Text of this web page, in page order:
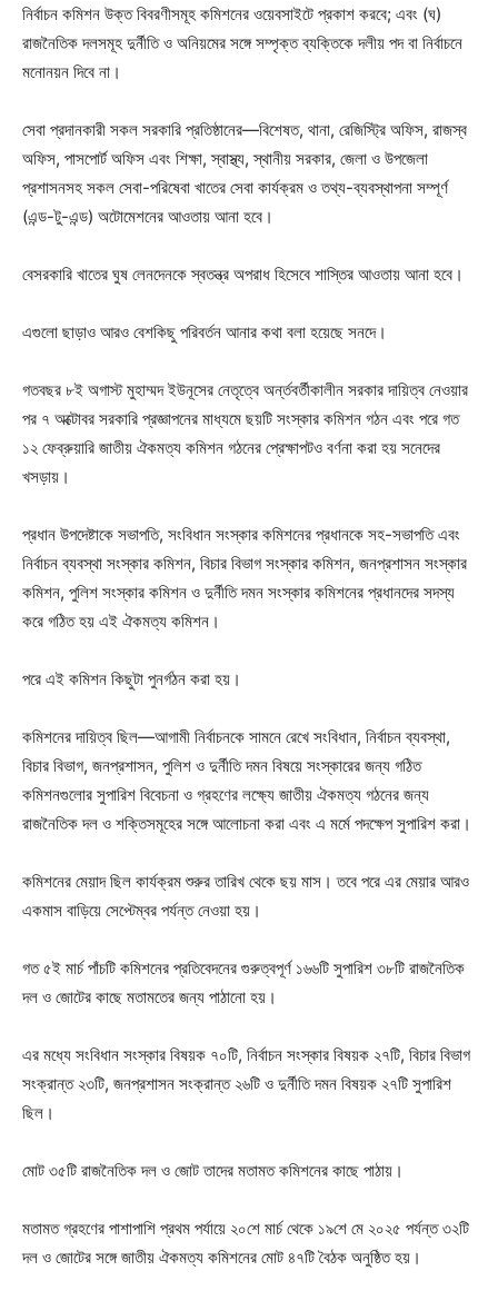
নির্বাচন কমিশন উক্ত বিবরণীসমূহ কমিশনের ওয়েবসাইটে প্রকাশ করবে; এবং (ঘ)
রাজনৈতিক দলসমূহ দুর্নীতি ও অনিয়মের সঙ্গে সম্পৃক্ত ব্যক্তিকে দলীয় পদ বা নির্বাচনে
মনোনয়ন দিবে না।
সেবা প্রদানকারী সকল সরকারি প্রতিষ্ঠানের—বিশেষত, থানা, রেজিস্ট্রি অফিস, রাজস্ব
অফিস, পাসপোর্ট অফিস এবং শিক্ষা, স্বাস্থ্য, স্থানীয় সরকার, জেলা ও উপজেলা
প্রশাসনসহ সকল সেবা-পরিষেবা খাতের সেবা কার্যক্রম ও তথ্য-ব্যবস্থাপনা সম্পূর্ণ
(এন্ড-টু-এন্ড) অটোমেশনের আওতায় আনা হবে।
বেসরকারি খাতের ঘুষ লেনদেনকে স্বতন্ত্র অপরাধ হিসেবে শাস্তির আওতায় আনা হবে।
এগুলো ছাড়াও আরও বেশকিছু পরিবর্তন আনার কথা বলা হয়েছে সনদে।
গতবছর ৮ই অগাস্ট মুহাম্মদ ইউনূসের নেতৃত্বে অর্ন্তবর্তীকালীন সরকার দায়িত্ব নেওয়ার
পর ৭ অক্টোবর সরকারি প্রজ্ঞাপনের মাধ্যমে ছয়টি সংস্কার কমিশন গঠন এবং পরে গত
১২ ফেব্রুয়ারি জাতীয় ঐকমত্য কমিশন গঠনের প্রেক্ষাপটও বর্ণনা করা হয় সনেদের
খসড়ায়।
প্রধান উপদেষ্টাকে সভাপতি, সংবিধান সংস্কার কমিশনের প্রধানকে সহ-সভাপতি এবং
নির্বাচন ব্যবস্থা সংস্কার কমিশন, বিচার বিভাগ সংস্কার কমিশন, জনপ্রশাসন সংস্কার
কমিশন, পুলিশ সংস্কার কমিশন ও দুর্নীতি দমন সংস্কার কমিশনের প্রধানদের সদস্য
করে গঠিত হয় এই ঐকমত্য কমিশন।
পরে এই কমিশন কিছুটা পুনর্গঠন করা হয়।
কমিশনের দায়িত্ব ছিল—আগামী নির্বাচনকে সামনে রেখে সংবিধান, নির্বাচন ব্যবস্থা,
বিচার বিভাগ, জনপ্রশাসন, পুলিশ ও দুর্নীতি দমন বিষয়ে সংস্কারের জন্য গঠিত
কমিশনগুলোর সুপারিশ বিবেচনা ও গ্রহণের লক্ষ্যে জাতীয় ঐকমত্য গঠনের জন্য
রাজনৈতিক দল ও শক্তিসমূহের সঙ্গে আলোচনা করা এবং এ মর্মে পদক্ষেপ সুপারিশ করা।
কমিশনের মেয়াদ ছিল কার্যক্রম শুরুর তারিখ থেকে ছয় মাস। তবে পরে এর মেয়ার আরও
একমাস বাড়িয়ে সেপ্টেম্বর পর্যন্ত নেওয়া হয়।
গত ৫ই মার্চ পাঁচটি কমিশনের প্রতিবেদনের গুরুত্বপূর্ণ ১৬৬টি সুপারিশ ৩৮টি রাজনৈতিক
দল ও জোটের কাছে মতামতের জন্য পাঠানো হয়।
এর মধ্যে সংবিধান সংস্কার বিষয়ক ৭০টি, নির্বাচন সংস্কার বিষয়ক ২৭টি, বিচার বিভাগ
সংক্রান্ত ২৩টি, জনপ্রশাসন সংক্রান্ত ২৬টি ও দুর্নীতি দমন বিষয়ক ২৭টি সুপারিশ
ছিল।
মোট ৩৫টি রাজনৈতিক দল ও জোট তাদের মতামত কমিশনের কাছে পাঠায়।
মতামত গ্রহণের পাশাপাশি প্রথম পর্যায়ে ২০শে মার্চ থেকে ১৯শে মে ২০২৫ পর্যন্ত ৩২টি
দল ও জোটের সঙ্গে জাতীয় ঐকমত্য কমিশনের মোট ৪৭টি বৈঠক অনুষ্ঠিত হয়।